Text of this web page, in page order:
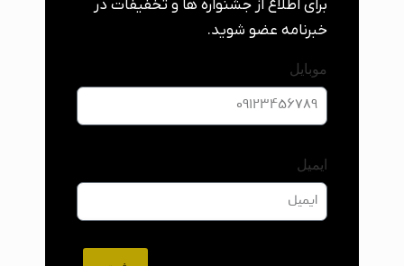
برای اطلاع از جشنواره ها و تخفیفات در
خبرنامه عضو شوید.
موبایل
ایمیل